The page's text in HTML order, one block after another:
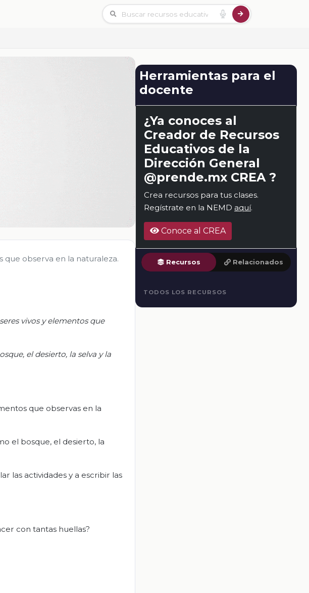
que observa en la naturaleza.
vivos y elementos que
el desierto, la selva y la
que observas en la
el bosque, el desierto, la
las actividades y a escribir las
con tantas huellas?
Herramientas para el
docente
¿Ya conoces al
Creador de Recursos
Educativos de la
Dirección General
@prende.mx CREA ?
Crea recursos para tus clases.
Regístrate en la NEMD aquí.
Conoce al CREA
Recursos Relacionados
TODOS LOS RECURSOS